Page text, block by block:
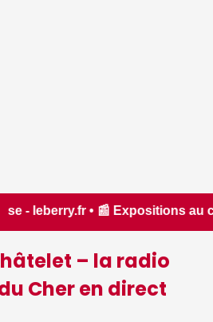
château d'Ainay-le-
– la radio
Cher en direct